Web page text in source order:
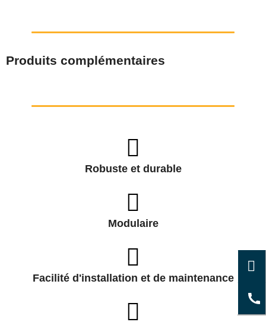
Produits complémentaires
Robuste et durable
Modulaire
Facilité d'installation et de maintenance